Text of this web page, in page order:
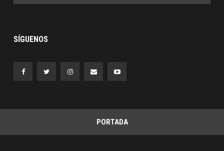
SÍGUENOS
PORTADA